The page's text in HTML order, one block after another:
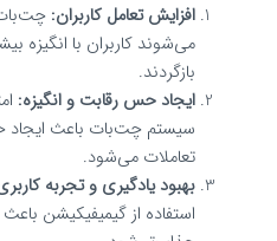
افزایش تعامل کاربران:
می‌شوند کاربران با انگیزه
بازگردند.
ایجاد حس رقابت و انگیزه:
سیستم چت‌بات باعث ایجاد
تعاملات می‌شود.
بهبود یادگیری و تجربه
استفاده از گیمیفیکیشن